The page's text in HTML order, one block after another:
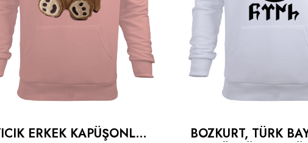
ERKEK KAPÜŞONLU
BOZKURT, TÜRK